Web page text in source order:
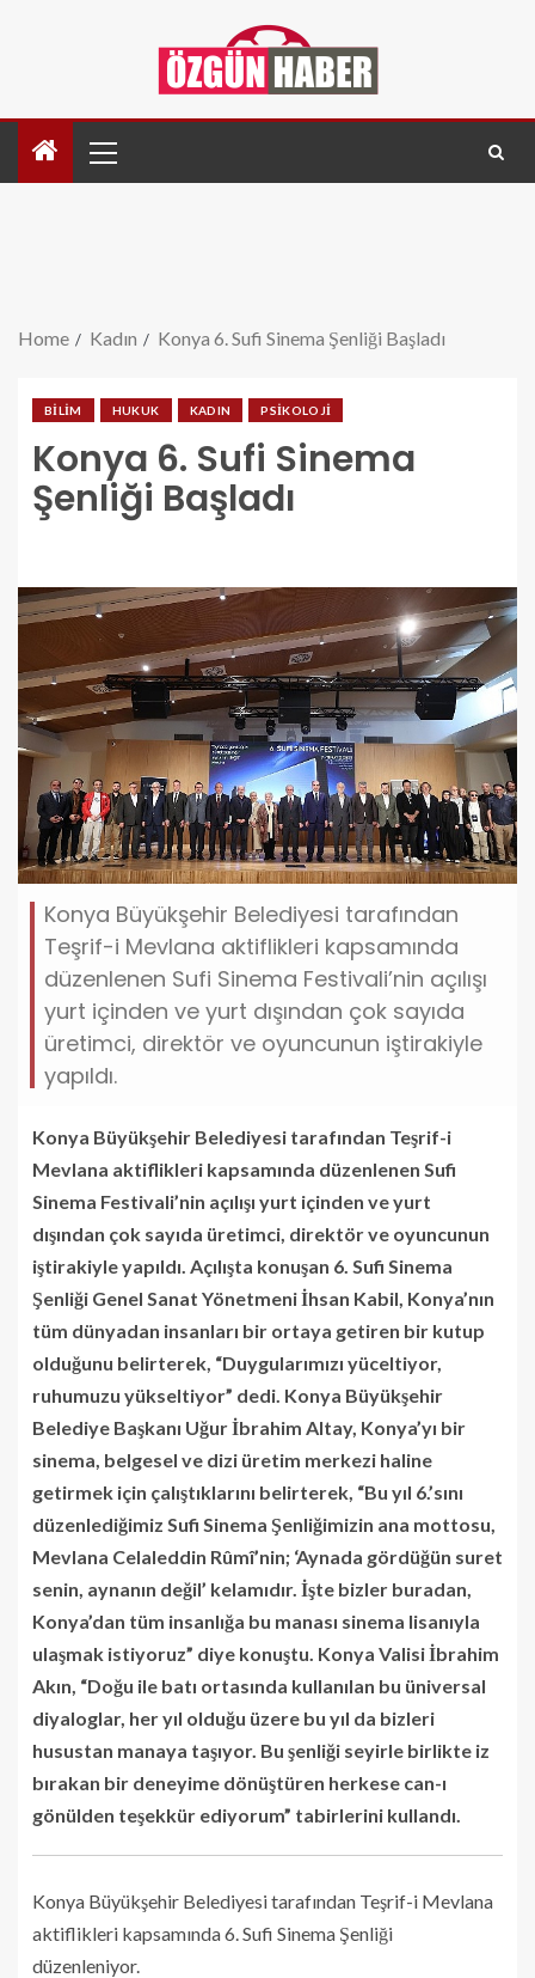
Home Kadın Konya 6. Sufi Sinema Şenliği Başladı
BILIM HUKUK KADIN PSIKOLOJI
Konya 6. Sufi Sinema
Şenliği Başladı
Konya Büyükşehir Belediyesi tarafından
Teşrif-i Mevlana aktiflikleri kapsamında
düzenlenen Sufi Sinema Festivali’nin açılışı
yurt içinden ve yurt dışından çok sayıda
üretimci, direktör ve oyuncunun iştirakiyle
yapıldı.
Konya Büyükşehir Belediyesi tarafından Teşrif-i
Mevlana aktiflikleri kapsamında düzenlenen Sufi
Sinema Festivali’nin açılışı yurt içinden ve yurt
dışından çok sayıda üretimci, direktör ve oyuncunun
iştirakiyle yapıldı. Açılışta konuşan 6. Sufi Sinema
Şenliği Genel Sanat Yönetmeni İhsan Kabil, Konya’nın
tüm dünyadan insanları bir ortaya getiren bir kutup
olduğunu belirterek, “Duygularımızı yüceltiyor,
ruhumuzu yükseltiyor” dedi. Konya Büyükşehir
Belediye Başkanı Uğur İbrahim Altay, Konya’yı bir
sinema, belgesel ve dizi üretim merkezi haline
getirmek için çalıştıklarını belirterek, “Bu yıl 6.’sını
düzenlediğimiz Sufi Sinema Şenliğimizin ana mottosu,
Mevlana Celaleddin Rûmî’nin; ‘Aynada gördüğün suret
senin, aynanın değil’ kelamıdır. İşte bizler buradan,
Konya’dan tüm insanlığa bu manası sinema lisanıyla
ulaşmak istiyoruz” diye konuştu. Konya Valisi İbrahim
Akın, “Doğu ile batı ortasında kullanılan bu üniversal
diyaloglar, her yıl olduğu üzere bu yıl da bizleri
husustan manaya taşıyor. Bu şenliği seyirle birlikte iz
bırakan bir deneyime dönüştüren herkese can-ı
gönülden teşekkür ediyorum” tabirlerini kullandı.
Konya Büyükşehir Belediyesi tarafından Teşrif-i Mevlana
aktiflikleri kapsamında 6. Sufi Sinema Şenliği
düzenleniyor.